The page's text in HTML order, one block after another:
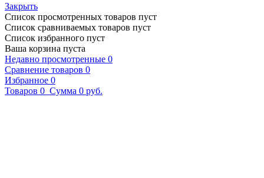
Закрыть
Список просмотренных товаров пуст
Список сравниваемых товаров пуст
Список избранного пуст
Ваша корзина пуста
Недавно просмотренные 0
Сравнение товаров 0
Избранное 0
Товаров 0 Сумма 0 руб.